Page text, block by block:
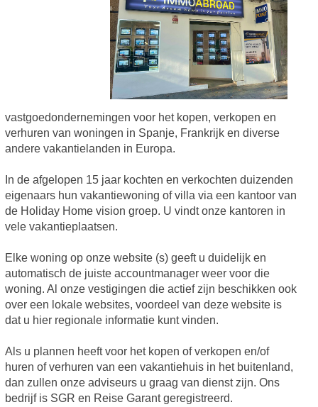
vastgoedondernemingen voor het kopen, verkopen en
verhuren van woningen in Spanje, Frankrijk en diverse
andere vakantielanden in Europa.
In de afgelopen 15 jaar kochten en verkochten duizenden
eigenaars hun vakantiewoning of villa via een kantoor van
de Holiday Home vision groep. U vindt onze kantoren in
vele vakantieplaatsen.
Elke woning op onze website (s) geeft u duidelijk en
automatisch de juiste accountmanager weer voor die
woning. Al onze vestigingen die actief zijn beschikken ook
over een lokale websites, voordeel van deze website is
dat u hier regionale informatie kunt vinden.
Als u plannen heeft voor het kopen of verkopen en/of
huren of verhuren van een vakantiehuis in het buitenland,
dan zullen onze adviseurs u graag van dienst zijn. Ons
bedrijf is SGR en Reise Garant geregistreerd.